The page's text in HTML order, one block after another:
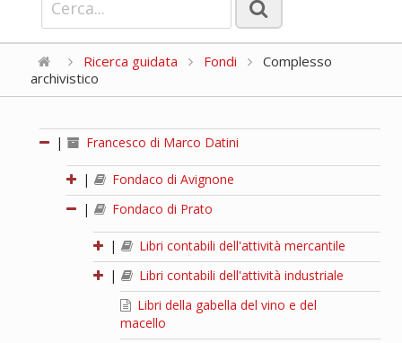
Ricerca guidata Fondi
Complesso
archivistico
| Francesco di Marco Datini
|
Fondaco di Avignone
|
Fondaco di Prato
|
Libri contabili dell'attività mercantile
|
Libri contabili dell'attività industriale
Libri della gabella del vino e del
macello